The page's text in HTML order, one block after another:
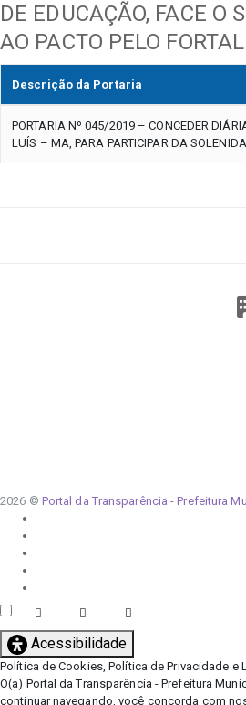
DE EDUCAÇÃO, FACE O
AO PACTO PELO
Descrição da Portaria
PORTARIA Nº 045/2019 – CONCEDER
LUÍS – MA, PARA PARTICIPAR DA
2026 © Portal da Transparência - Prefeitura
Acessibilidade
Política de Cookies, Política de Privacidade e
O(a) Portal da Transparência - Prefeitura
continuar navegando, você concorda com